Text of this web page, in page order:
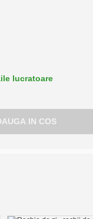
lucratoare